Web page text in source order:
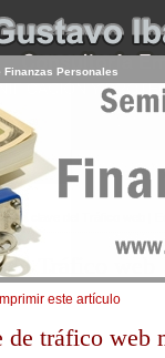
USUARIO
/ La clave del Tráfico web |
Tráfico web
Imprimir este artículo
de tráfico web
Personales